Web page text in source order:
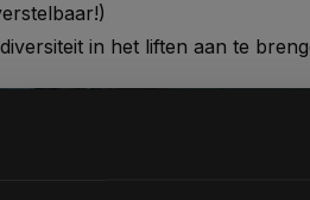
in het liften aan te
olympische 50mm schijven /
1 LMX68 Power Chain set